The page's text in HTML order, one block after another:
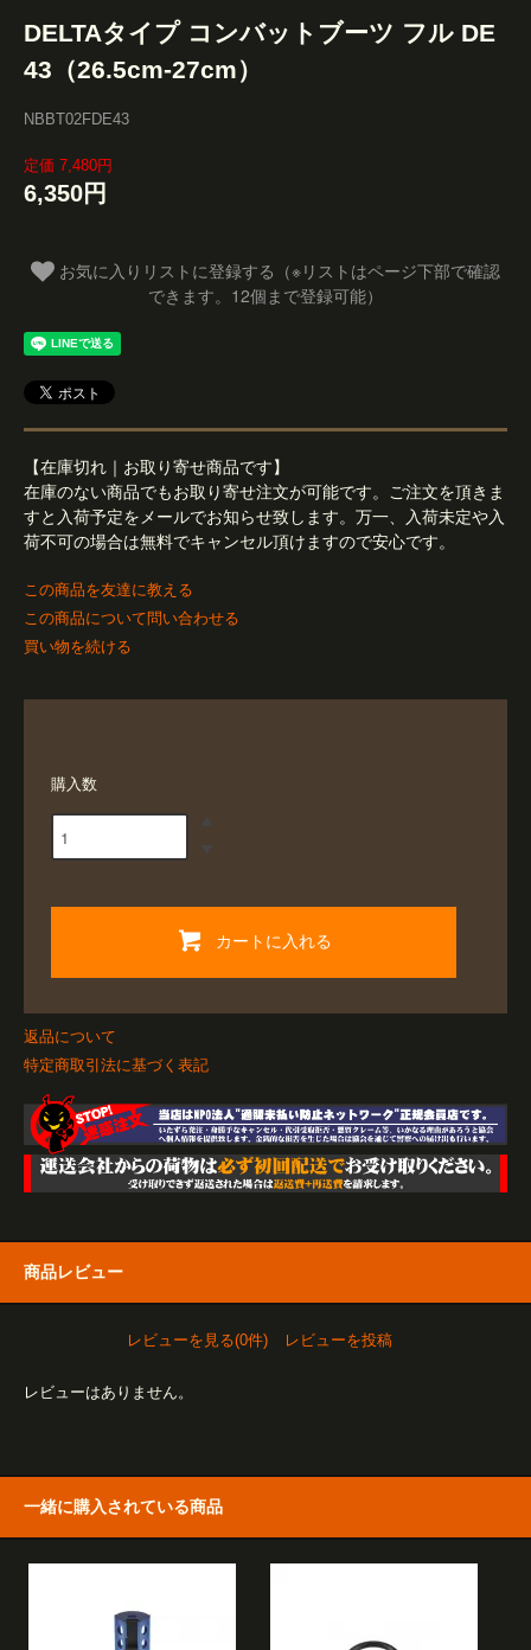
DELTAタイプ コンバットブーツ フル DE
43（26.5cm-27cm）
NBBT02FDE43
定価 7,480円
6,350円
できます。12個まで登録可能）
【在庫切れ｜お取り寄せ商品です】
在庫のない商品でもお取り寄せ注文が可能です。ご注文を頂きま
すと入荷予定をメールでお知らせ致します。万一、入荷未定や入
荷不可の場合は無料でキャンセル頂けますので安心です。
この商品を友達に教える
この商品について問い合わせる
買い物を続ける
購入数
カートに入れる
返品について
特定商取引法に基づく表記
商品レビュー
レビューを見る(0件) レビューを投稿
レビューはありません。
一緒に購入されている商品